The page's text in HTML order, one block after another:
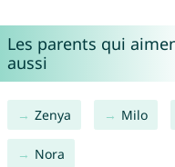
Les parents qui
aussi
Zenya Milo
Nora